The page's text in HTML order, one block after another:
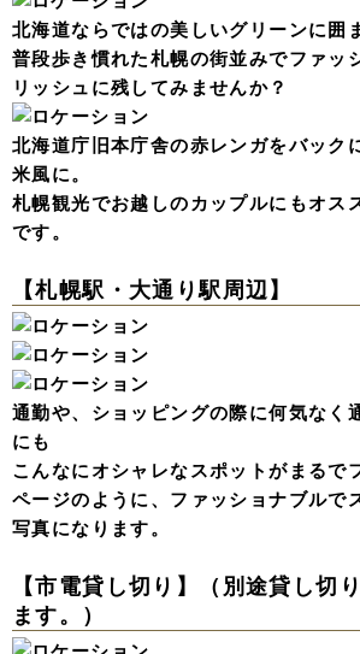
北海道ならではの美しいグリーンに囲
普段歩き慣れた札幌の街並みでファッ
リッシュに残してみませんか？
北海道庁旧本庁舎の赤レンガをバック
米風に。
札幌観光でお越しのカップルにもオス
です。
【札幌駅・大通り駅周辺】
通勤や、ショッピングの際に何気なく
にも
こんなにオシャレなスポットがまるで
ページのように、ファッショナブルで
写真になります。
【市電貸し切り】（別途貸し切
ます。）